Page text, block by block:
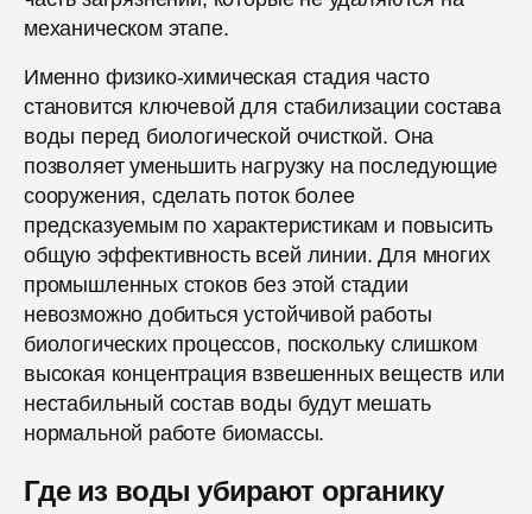
механическом этапе.
Именно физико-химическая стадия часто
становится ключевой для стабилизации состава
воды перед биологической очисткой. Она
позволяет уменьшить нагрузку на последующие
сооружения, сделать поток более
предсказуемым по характеристикам и повысить
общую эффективность всей линии. Для многих
промышленных стоков без этой стадии
невозможно добиться устойчивой работы
биологических процессов, поскольку слишком
высокая концентрация взвешенных веществ или
нестабильный состав воды будут мешать
нормальной работе биомассы.
Где из воды убирают органику